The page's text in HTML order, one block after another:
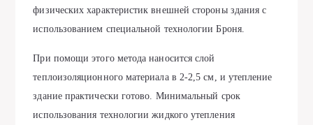
физических характеристик внешней стороны здания с
использованием специальной технологии Броня.
При помощи этого метода наносится слой
теплоизоляционного материала в 2-2,5 см, и утепление
здание практически готово. Минимальный срок
использования технологии жидкого утепления